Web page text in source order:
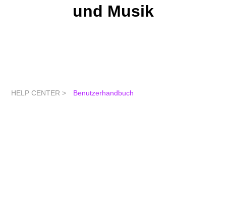
und Musik
HELP CENTER > Benutzerhandbuch